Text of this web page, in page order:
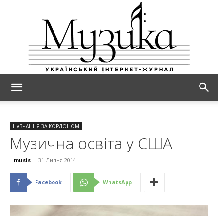
НАВЧАННЯ ЗА КОРДОНОМ
Музична освіта у США
musis - 31 Липня 2014
Facebook WhatsApp